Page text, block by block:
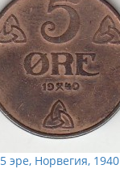
5 эре, Норвегия, 1940